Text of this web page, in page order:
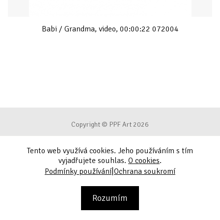
Babi / Grandma, video, 00:00:22 072004
Copyright © PPF Art 2026
Podmínky používání
Ochrana soukromí
Tento web využívá cookies. Jeho používáním s tím
vyjadřujete souhlas. O cookies.
Podmínky používání|Ochrana soukromí
Rozumím